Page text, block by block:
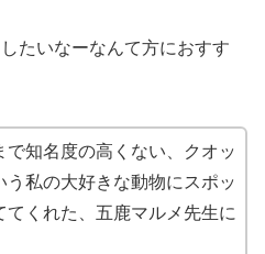
たいなーなんて方におすす
で知名度の高くない、クオッ
う私の大好きな動物にスポッ
てくれた、五鹿マルメ先生に